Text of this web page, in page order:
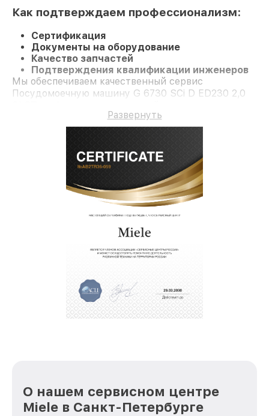
Как подтверждаем профессионализм:
Сертификация
Документы на оборудование
Качество запчастей
Подтверждения квалификации инженеров
Мы обеспечиваем качественный сервис
Посудомоечную машину G 6730 SCi D ED230 2,0
Развернуть
О нашем сервисном центре
Miele в Санкт-Петербурге